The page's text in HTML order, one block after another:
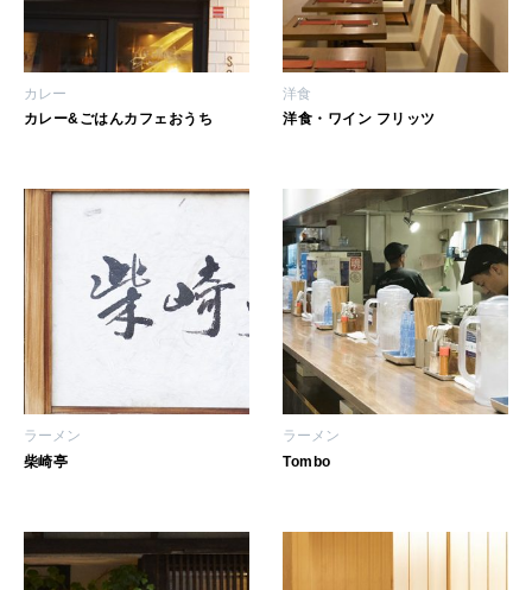
カレー
カレー&ごはんカフェおうち
洋食
洋食・ワイン フリッツ
ラーメン
柴崎亭
ラーメン
Tombo